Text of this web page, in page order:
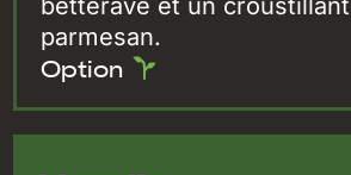
betterave et un
parmesan.
Option